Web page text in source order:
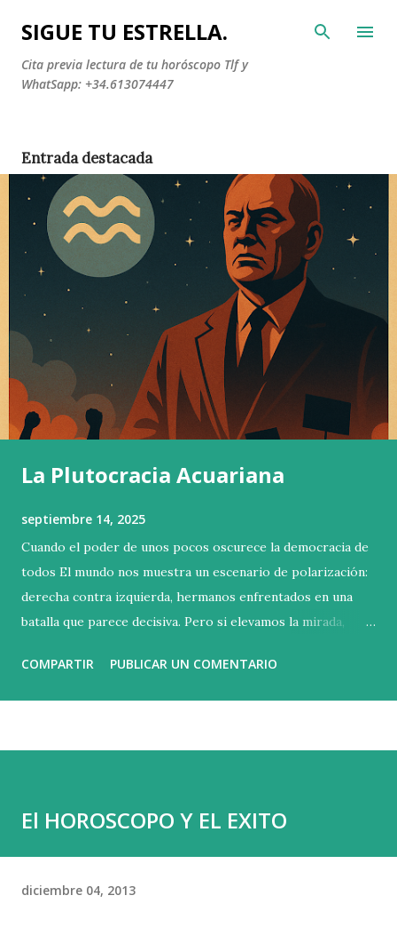
Ir al contenido principal
SIGUE TU ESTRELLA.
Cita previa lectura de tu horóscopo Tlf y
WhatSapp: +34.613074447
Entrada destacada
La Plutocracia Acuariana
septiembre 14, 2025
Cuando el poder de unos pocos oscurece la democracia de
todos El mundo nos muestra un escenario de polarización:
derecha contra izquierda, hermanos enfrentados en una
batalla que parece decisiva. Pero si elevamos la mirada,
esencial se libra arriba, en las alturas donde se concentra la
y el 0,01 % , una élite diminuta, acumula fortunas capaces
crea. El peligro proviene de la plutocracia , esa forma de
COMPARTIR PUBLICAR UN COMENTARIO
El HOROSCOPO Y EL EXITO
diciembre 04, 2013